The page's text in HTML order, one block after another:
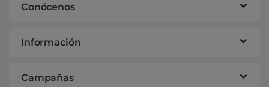
Conócenos
Información
Campañas